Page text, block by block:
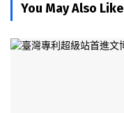
You May Also